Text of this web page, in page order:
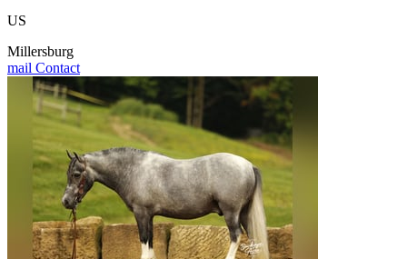
US
Millersburg
mail Contact